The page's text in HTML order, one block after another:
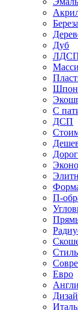
Береза
Дуб
Шпон
С
ДСП
П-
Стиль
Евро